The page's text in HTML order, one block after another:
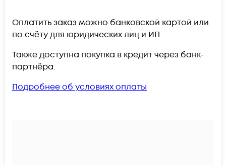
Оплатить заказ можно банковской картой или
по счёту для юридических лиц и ИП.
Также доступна покупка в кредит через банк-
партнёра.
Подробнее об условиях оплаты